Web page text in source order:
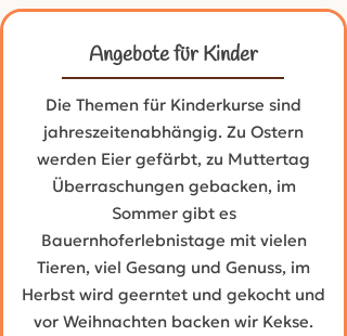
Angebote für Kinder
Die Themen für Kinderkurse sind
jahreszeitenabhängig. Zu Ostern
werden Eier gefärbt, zu Muttertag
Überraschungen gebacken, im
Sommer gibt es
Bauernhoferlebnistage mit vielen
Tieren, viel Gesang und Genuss, im
Herbst wird geerntet und gekocht und
vor Weihnachten backen wir Kekse.